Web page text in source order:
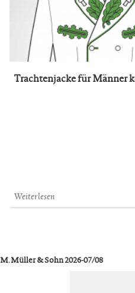
Trachtenjacke für Männer
Weiterlesen
M. Müller & Sohn 2026-07/08